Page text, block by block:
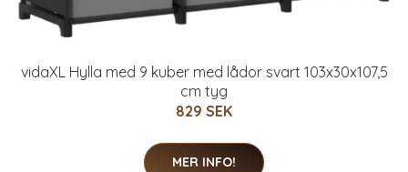
vidaXL Hylla med 9 kuber med lådor svart 103x30x107,5
cm tyg
829 SEK
MER INFO!